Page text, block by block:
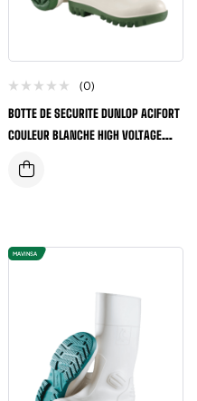
(0)
BOTTE DE SECURITE DUNLOP ACIFORT
COULEUR BLANCHE HIGH VOLTAGE
MODEL A571411
MAVINSA